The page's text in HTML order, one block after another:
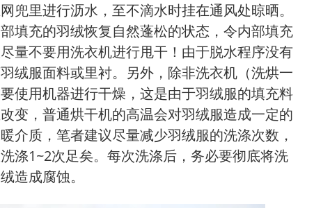
兜里进行沥水，至不滴水时挂在通风处晾晒。
填充的羽绒恢复自然蓬松的状态，令内部填充
量不要用洗衣机进行甩干！由于脱水程序没有
绒服面料或里衬。另外，除非洗衣机（洗烘一
使用机器进行干燥，这是由于羽绒服的填充料
变，普通烘干机的高温会对羽绒服造成一定的
介质，笔者建议尽量减少羽绒服的洗涤次数，
涤1~2次足矣。每次洗涤后，务必要彻底将洗
造成腐蚀。